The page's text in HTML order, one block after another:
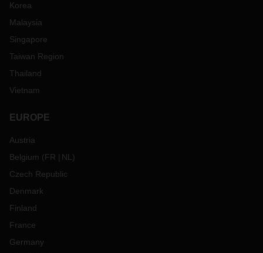
Korea
Malaysia
Singapore
Taiwan Region
Thailand
Vietnam
EUROPE
Austria
Belgium (FR NL )
Czech Republic
Denmark
Finland
France
Germany